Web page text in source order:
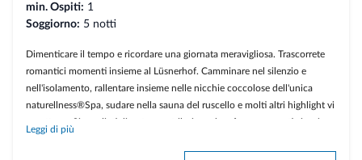
min. Ospiti: 1
Soggiorno: 5 notti
Dimenticare il tempo e ricordare una giornata meravigliosa. Trascorrete
romantici momenti insieme al Lüsnerhof. Camminare nel silenzio e
nell'isolamento, rallentare insieme nelle nicchie coccolose dell'unica
naturellness®Spa, sudare nella sauna del ruscello e molti altri highlight vi
aspettano. Siamo lieti di poter contribuire a dare forma a questi giorni
Leggi di più